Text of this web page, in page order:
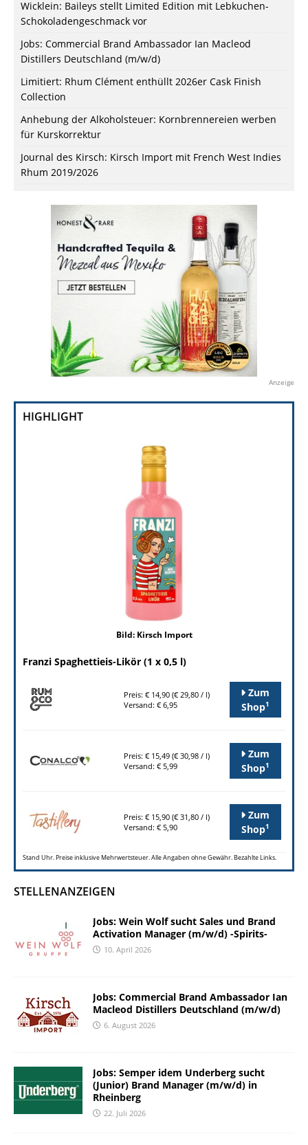
Wicklein: Baileys stellt Limited Edition mit Lebkuchen-
Schokoladengeschmack vor
Jobs: Commercial Brand Ambassador Ian Macleod
Distillers Deutschland (m/w/d)
Limitiert: Rhum Clément enthüllt 2026er Cask Finish
Collection
Anhebung der Alkoholsteuer: Kornbrennereien werben
für Kurskorrektur
Journal des Kirsch: Kirsch Import mit French West Indies
Rhum 2019/2026
Anzeige
HIGHLIGHT
Bild: Kirsch Import
Franzi Spaghettieis-Likör (1 x 0,5 l)
Preis: € 14,90 (€ 29,80 / l)
Versand: € 6,95
Zum
Shop1
Preis: € 15,49 (€ 30,98 / l)
Versand: € 5,99
Zum
Shop1
Preis: € 15,90 (€ 31,80 / l)
Versand: € 5,90
Zum
Shop1
Stand Uhr. Preise inklusive Mehrwertsteuer. Alle Angaben ohne Gewähr. Bezahlte Links.
STELLENANZEIGEN
Jobs: Wein Wolf sucht Sales und Brand
Activation Manager (m/w/d) -Spirits-
10. April 2026
Jobs: Commercial Brand Ambassador Ian
Macleod Distillers Deutschland (m/w/d)
6. August 2026
Jobs: Semper idem Underberg sucht
(Junior) Brand Manager (m/w/d) in
Rheinberg
22. Juli 2026